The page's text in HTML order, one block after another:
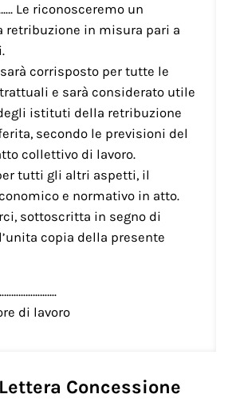
Le riconosceremo un
retribuzione in misura pari a
corrisposto per tutte le
e sarà considerato utile
istituti della retribuzione
secondo le previsioni del
collettivo di lavoro.
tutti gli altri aspetti, il
e normativo in atto.
sottoscritta in segno di
copia della presente
di lavoro
Concessione